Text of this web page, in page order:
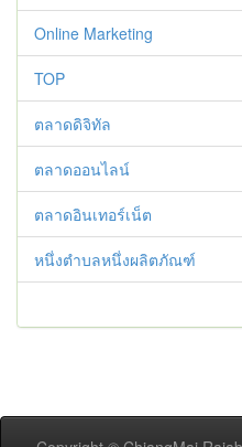
Online Marketing
TOP
ตลาดดิจิทัล
ตลาดออนไลน์
ตลาดอินเทอร์เน็ต
หนึ่งตำบลหนึ่งผลิตภัณฑ์